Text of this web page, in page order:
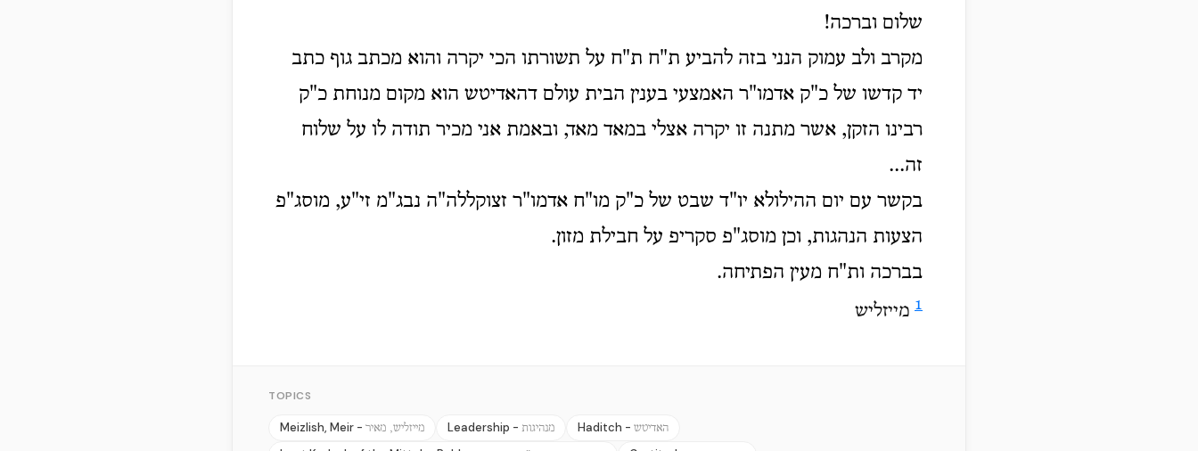
שלום וברכה!
מקרב ולב עמוק הנני בזה להביע ת"ח ת"ח על תשורתו הכי יקרה והוא מכתב גוף כתב
יד קדשו של כ"ק אדמו"ר האמצעי בענין הבית עולם דהאדיטש הוא מקום מנוחת כ"ק
רבינו הזקן, אשר מתנה זו יקרה אצלי במאד מאד, ובאמת אני מכיר תודה לו על שלוח
זה...
בקשר עם יום ההילולא יו"ד שבט של כ"ק מו"ח אדמו"ר זצוקללה"ה נבג"מ זי"ע, מוסג"פ
הצעות הנהגות, וכן מוסג"פ סקריפ על חבילת מזון.
בברכה ות"ח מעין הפתיחה.
1 מייזליש
TOPICS
Meizlish, Meir - מייזליש, מאיר Leadership - מנהיגות Haditch - האדיטש